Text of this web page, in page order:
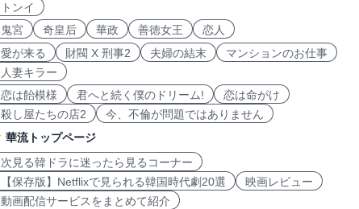
トンイ
鬼宮
奇皇后 華政 善徳女王
恋人
愛が来る
財閥 X 刑事2 夫婦の結末
マンションのお仕事
人妻キラー
恋は飴模様
君へと続く僕のドリーム!
恋は命がけ
殺し屋たちの店2
今、不倫が問題ではありません
華流トップページ
次見る韓ドラに迷ったら見るコーナー
【保存版】Netflixで見られる韓国時代劇20選
映画レビュー
動画配信サービスをまとめて紹介